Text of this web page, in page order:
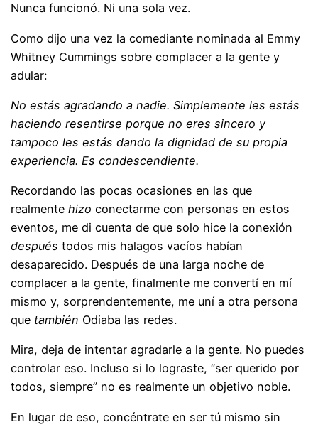
Nunca funcionó. Ni una sola vez.
Como dijo una vez la comediante nominada al Emmy
Whitney Cummings sobre complacer a la gente y
adular:
No estás agradando a nadie. Simplemente les estás
haciendo resentirse porque no eres sincero y
tampoco les estás dando la dignidad de su propia
experiencia. Es condescendiente.
Recordando las pocas ocasiones en las que
realmentehizo conectarme con personas en estos
eventos, me di cuenta de que solo hice la conexión
después todos mis halagos vacíos habían
desaparecido. Después de una larga noche de
complacer a la gente, finalmente me convertí en mí
mismo y, sorprendentemente, me uní a otra persona
que también Odiaba las redes.
Mira, deja de intentar agradarle a la gente. No puedes
controlar eso. Incluso si lo lograste, “ser querido por
todos, siempre” no es realmente un objetivo noble.
En lugar de eso, concéntrate en ser tú mismo sin